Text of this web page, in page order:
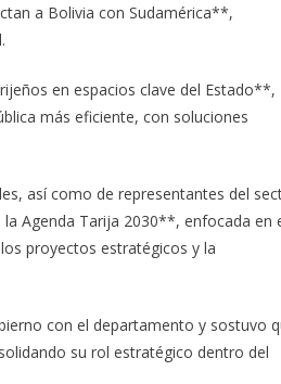
a Bolivia con Sudamérica**,
en espacios clave del Estado**,
más eficiente, con soluciones
así como de representantes del
Agenda Tarija 2030**, enfocada en
proyectos estratégicos y la
con el departamento y sostuvo
su rol estratégico dentro del